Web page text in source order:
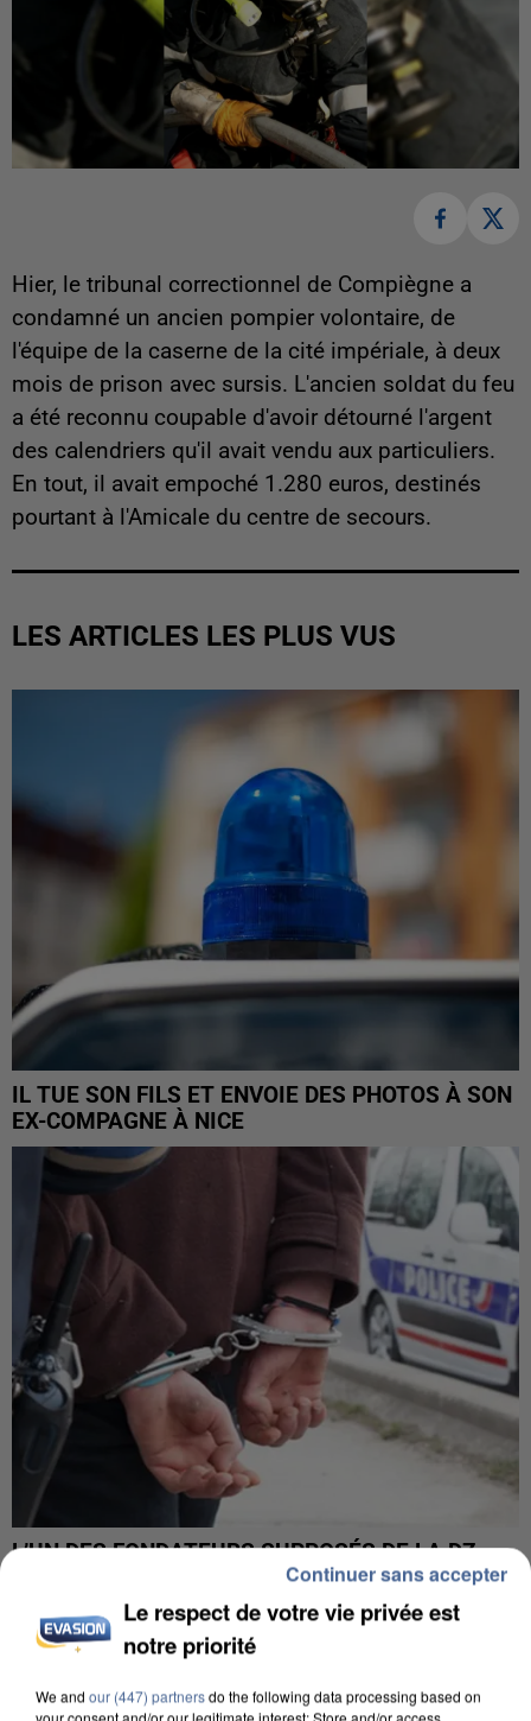
Hier, le tribunal correctionnel de Compiègne a
condamné un ancien pompier volontaire, de
l'équipe de la caserne de la cité impériale, à deux
mois de prison avec sursis. L'ancien soldat du feu
a été reconnu coupable d'avoir détourné l'argent
des calendriers qu'il avait vendu aux particuliers.
En tout, il avait empoché 1.280 euros, destinés
pourtant à l'Amicale du centre de secours.
LES ARTICLES LES PLUS VUS
IL TUE SON FILS ET ENVOIE DES PHOTOS À SON
EX-COMPAGNE À NICE
L’UN DES FONDATEURS SUPPOSÉS DE LA DZ
MAFIA INTERPELLÉ EN ALGÉRIE
Le respect de votre vie privée est
notre priorité
We and our (447) partnersdo the following data processing based on
your consent and/or our legitimate interest: Store and/or access
Continuer sans accepter